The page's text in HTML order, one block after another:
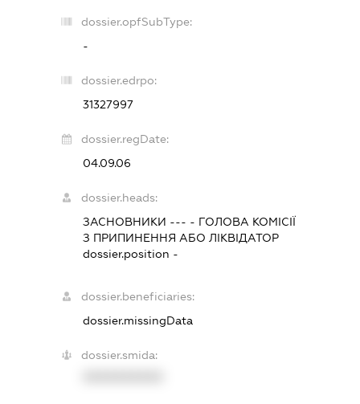
dossier.opfSubType:
-
dossier.edrpo:
31327997
dossier.regDate:
04.09.06
dossier.heads:
ЗАСНОВНИКИ --- - ГОЛОВА КОМІСІЇ
З ПРИПИНЕННЯ АБО ЛІКВІДАТОР
dossier.position -
dossier.beneficiaries:
dossier.missingData
dossier.smida: